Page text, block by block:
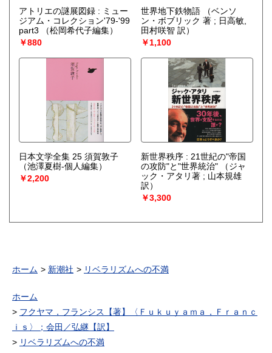
アトリエの謎展図録 : ミュー
ジアム・コレクション'79-'99
part3
（松岡希代子編集）
￥880
世界地下鉄物語
（ベンソ
ン・ボブリック 著 ; 日高敏,
田村咲智 訳）
￥1,100
日本文学全集 25 須賀敦子
（池澤夏樹-個人編集）
￥2,200
新世界秩序 : 21世紀の"帝国
の攻防"と"世界統治"
（ジャ
ック・アタリ著 ; 山本規雄
訳）
￥3,300
ホーム 新潮社 リベラリズムへの不満
ホーム
フクヤマ，フランシス【著】〈Ｆｕｋｕｙａｍａ，Ｆｒａｎｃ
ｉｓ〉；会田／弘継【訳】
リベラリズムへの不満